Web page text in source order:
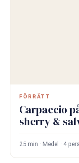
FÖRRÄTT
Carpaccio
sherry &
25 min · Medel · 4 pers